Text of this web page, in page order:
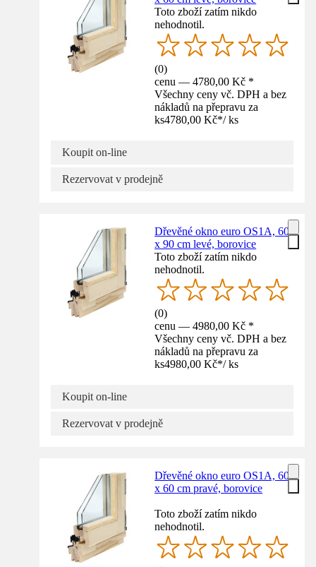
Toto zboží zatím nikdo
nehodnotil.
(0)
cenu — 4780,00 Kč *
Všechny ceny vč. DPH a bez
nákladů na přepravu za
ks4780,00 Kč*/ ks
Koupit on-line
Rezervovat v prodejně
Dřevěné okno euro OS1A, 60
x 90 cm levé, borovice
Toto zboží zatím nikdo
nehodnotil.
(0)
cenu — 4980,00 Kč *
Všechny ceny vč. DPH a bez
nákladů na přepravu za
ks4980,00 Kč*/ ks
Koupit on-line
Rezervovat v prodejně
Dřevěné okno euro OS1A, 60
x 60 cm pravé, borovice
Toto zboží zatím nikdo
nehodnotil.